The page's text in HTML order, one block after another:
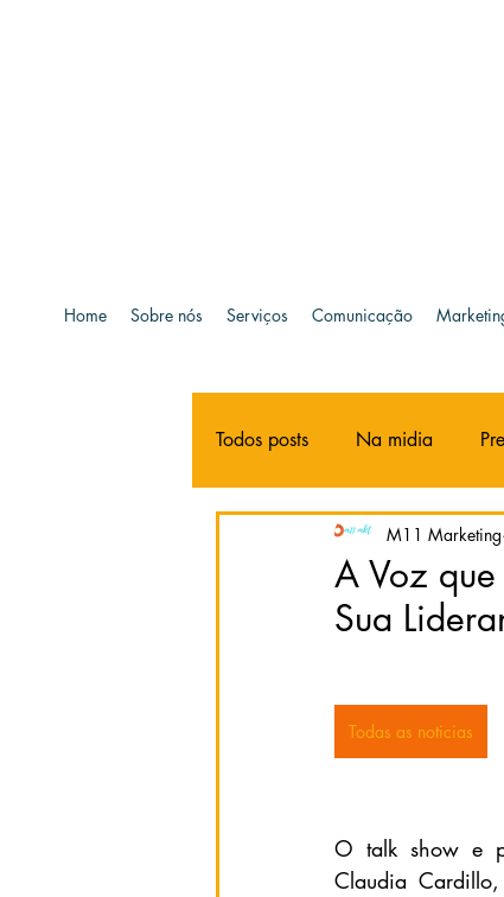
Home Sobre nós Serviços Comunicação
Todos posts Na midia
A Voz
Sua
M11 Marketing
Todas as noticias
O talk show e
Claudia